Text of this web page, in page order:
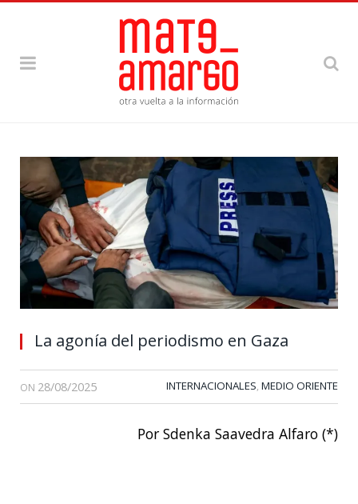
La agonía del periodismo en Gaza
ON 28/08/2025 INTERNACIONALES, MEDIO ORIENTE
Por Sdenka Saavedra Alfaro (*)